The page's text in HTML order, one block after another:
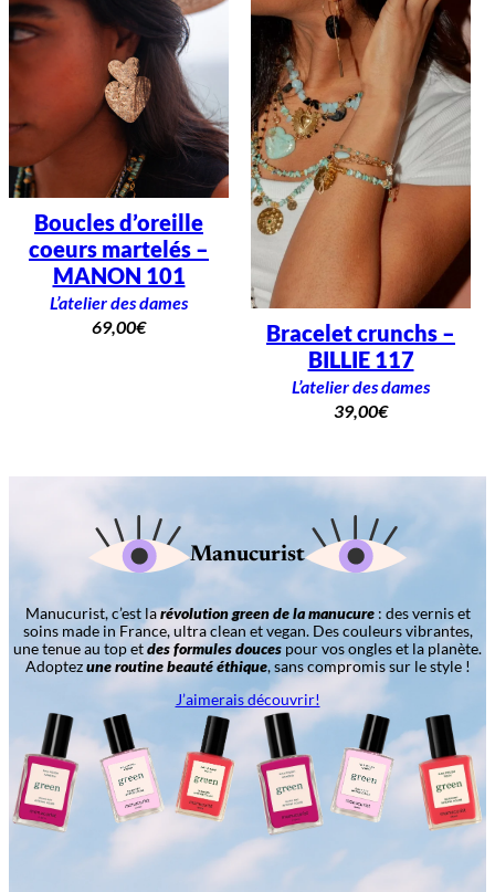
Boucles d’oreille
coeurs martelés –
MANON 101
L’atelier des dames
69,00€
Bracelet crunchs –
BILLIE 117
L’atelier des dames
39,00€
Manucurist
Manucurist, c’est larévolution green de la manucure: des vernis et
soins made in France, ultra clean et vegan. Des couleurs vibrantes,
une tenue au top etdes formules douces pour vos ongles et la planète.
Adoptezune routine beauté éthique, sans compromis sur le style !
J’aimerais découvrir!